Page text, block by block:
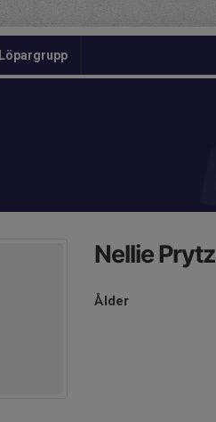
Löpargrupp
Nellie Prytz
Ålder